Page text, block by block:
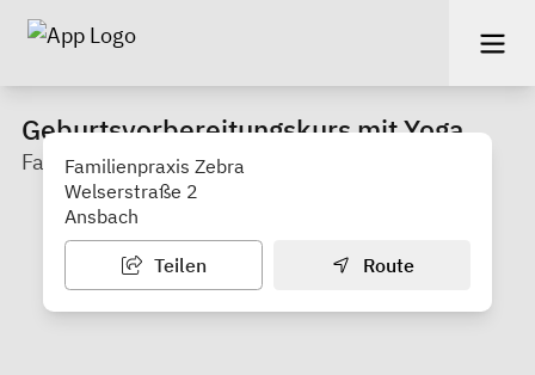
Geburtsvorbereitungskurs mit Yoga
Familienpraxis ZEBRA
Familienpraxis Zebra
Welserstraße 2
Ansbach
Teilen Route